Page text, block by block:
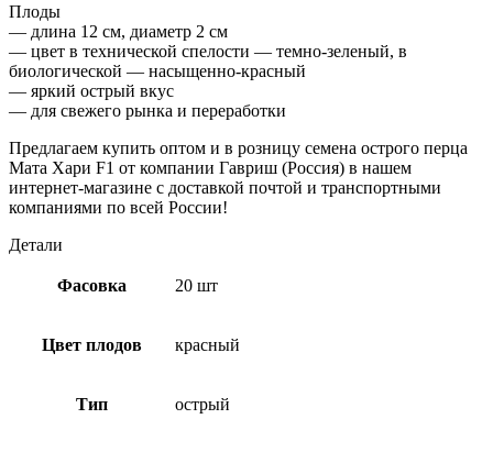
Плоды
— длина 12 см, диаметр 2 см
— цвет в технической спелости — темно-зеленый, в
биологической — насыщенно-красный
— яркий острый вкус
— для свежего рынка и переработки
Предлагаем купить оптом и в розницу семена острого перца
Мата Хари F1 от компании Гавриш (Россия) в нашем
интернет-магазине с доставкой почтой и транспортными
компаниями по всей России!
Детали
Фасовка 20 шт
Цвет плодов красный
Тип острый